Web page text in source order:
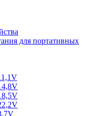
для портативных